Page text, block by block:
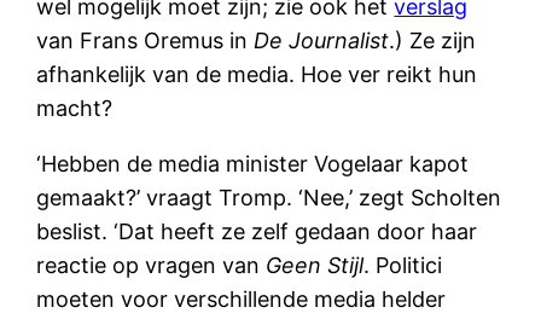
wel mogelijk moet zijn; zie ook hetverslag
van Frans Oremus in De Journalist.) Ze zijn
afhankelijk van de media. Hoe ver reikt hun
macht?
‘Hebben de media minister Vogelaar kapot
gemaakt?’ vraagt Tromp. ‘Nee,’ zegt Scholten
beslist. ‘Dat heeft ze zelf gedaan door haar
reactie op vragen van Geen Stijl. Politici
moeten voor verschillende media helder